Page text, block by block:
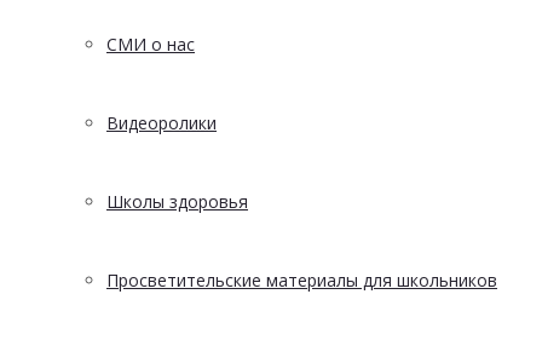
СМИ о нас
Видеоролики
Школы здоровья
Просветительские материалы для школьников